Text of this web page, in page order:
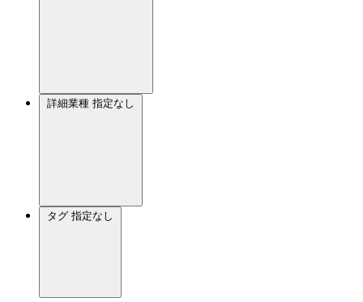
詳細業種 指定なし
タグ 指定なし